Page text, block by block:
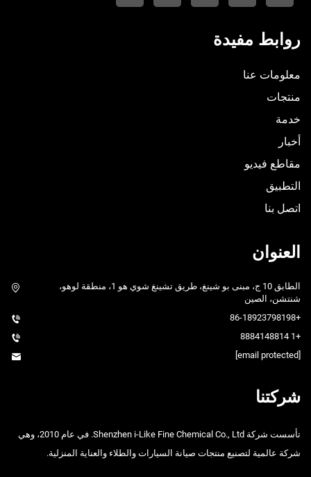
روابط مفيدة
معلومات عنا
منتجات
خدمة
أخبار
مقاطع فيديو
التطبيق
اتصل بنا
العنوان
الطابق 10 ج، مبنى بو شينغ، طريق تشينغ شوي هو 1، منطقة لوهو،
شنتشن، الصين
+86-18923798198
+1 8884148814
شركتنا
تأسست شركة Shenzhen i-Like Fine Chemical Co., Ltd. في عام 2010، وهي
شركة عالمية لتصنيع منتجات صيانة السيارات والطلاء والعناية المنزلية.